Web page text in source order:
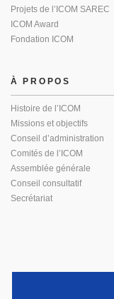
Projets de l’ICOM SAREC
ICOM Award
Fondation ICOM
À PROPOS
Histoire de l’ICOM
Missions et objectifs
Conseil d’administration
Comités de l’ICOM
Assemblée générale
Conseil consultatif
Secrétariat